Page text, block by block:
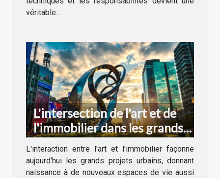
véritable...
L'intersection de l'art et de
l'immobilier dans les grands
projets urbains
L'interaction entre l'art et l'immobilier façonne
aujourd'hui les grands projets urbains, donnant
naissance à de nouveaux espaces de vie aussi